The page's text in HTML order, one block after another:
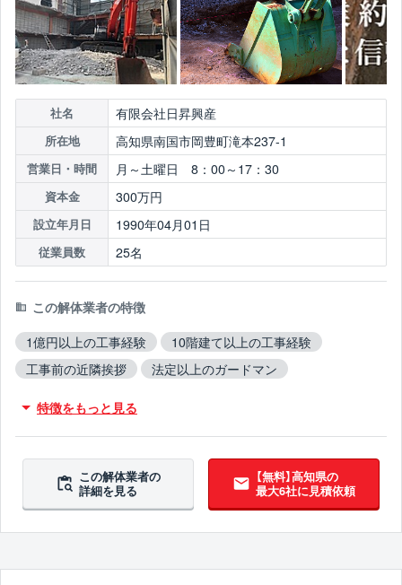
社名 有限会社日昇興産
所在地 高知県南国市岡豊町滝本237-1
営業日・時間 月～土曜日 8：00～17：30
資本金 300万円
設立年月日 1990年04月01日
従業員数 25名
この解体業者の特徴
1億円以上の工事経験
10階建て以上の工事経験
工事前の近隣挨拶
法定以上のガードマン
吹付アスベスト撤去対応
ブロック塀撤去対応
造成工事対応
10年以上無事故
10年以上無違反
翌営業日までに連絡
特徴をもっと見る
この解体業者の
詳細を見る
【無料】高知県の
最大6社に見積依頼